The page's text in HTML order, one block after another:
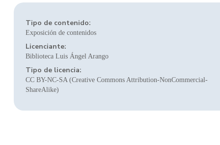
Tipo de contenido:
Exposición de contenidos
Licenciante:
Biblioteca Luis Ángel Arango
Tipo de licencia:
CC BY-NC-SA (Creative Commons Attribution-NonCommercial-
ShareAlike)